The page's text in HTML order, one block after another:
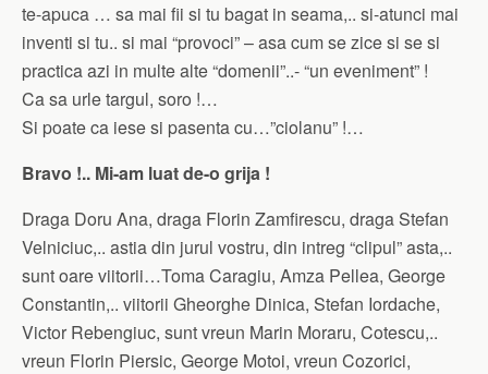
te-apuca … sa mai fii si tu bagat in seama,.. si-atunci mai
inventi si tu.. si mai “provoci” – asa cum se zice si se si
practica azi in multe alte “domenii”..- “un eveniment” !
Ca sa urle targul, soro !…
Si poate ca iese si pasenta cu…”ciolanu” !…
Bravo !.. Mi-am luat de-o grija !
Draga Doru Ana, draga Florin Zamfirescu, draga Stefan
Velniciuc,.. astia din jurul vostru, din intreg “clipul” asta,..
sunt oare viitorii…Toma Caragiu, Amza Pellea, George
Constantin,.. viitorii Gheorghe Dinica, Stefan Iordache,
Victor Rebengiuc, sunt vreun Marin Moraru, Cotescu,..
vreun Florin Piersic, George Motoi, vreun Cozorici,